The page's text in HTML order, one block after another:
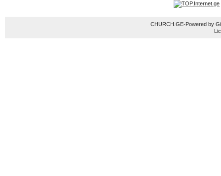
CHURCH.GE-Powered by